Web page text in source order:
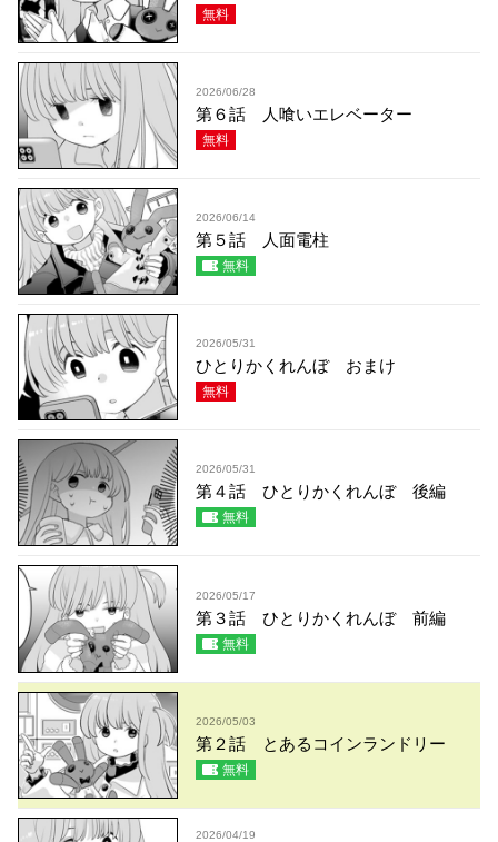
無料
2026/06/28
第６話 人喰いエレベーター
無料
2026/06/14
第５話 人面電柱
無料
2026/05/31
ひとりかくれんぼ おまけ
無料
2026/05/31
第４話 ひとりかくれんぼ 後編
無料
2026/05/17
第３話 ひとりかくれんぼ 前編
無料
2026/05/03
第２話 とあるコインランドリー
無料
2026/04/19